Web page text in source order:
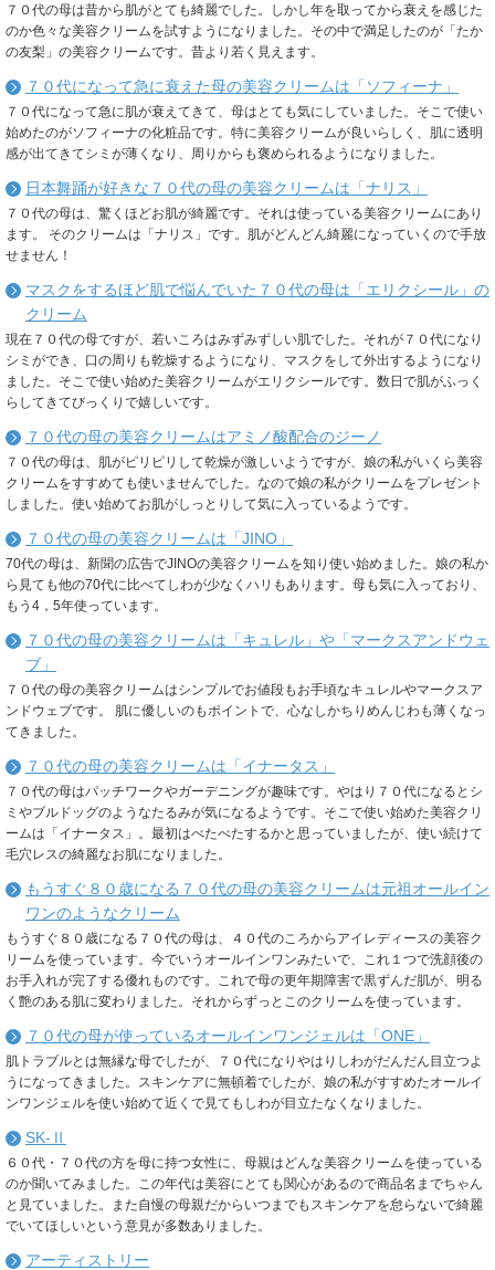
７０代の母は昔から肌がとても綺麗でした。しかし年を取ってから衰えを感じた
のか色々な美容クリームを試すようになりました。その中で満足したのが「たか
の友梨」の美容クリームです。昔より若く見えます。
７０代になって急に衰えた母の美容クリームは「ソフィーナ」
７０代になって急に肌が衰えてきて、母はとても気にしていました。そこで使い
始めたのがソフィーナの化粧品です。特に美容クリームが良いらしく、肌に透明
感が出てきてシミが薄くなり、周りからも褒められるようになりました。
日本舞踊が好きな７０代の母の美容クリームは「ナリス」
７０代の母は、驚くほどお肌が綺麗です。それは使っている美容クリームにあり
ます。 そのクリームは「ナリス」です。肌がどんどん綺麗になっていくので手放
せません！
マスクをするほど肌で悩んでいた７０代の母は「エリクシール」の
クリーム
現在７０代の母ですが、若いころはみずみずしい肌でした。それが７０代になり
シミができ、口の周りも乾燥するようになり、マスクをして外出するようになり
ました。そこで使い始めた美容クリームがエリクシールです。数日で肌がふっく
らしてきてびっくりで嬉しいです。
７０代の母の美容クリームはアミノ酸配合のジーノ
７０代の母は、肌がピリピリして乾燥が激しいようですが、娘の私がいくら美容
クリームをすすめても使いませんでした。なので娘の私がクリームをプレゼント
しました。使い始めてお肌がしっとりして気に入っているようです。
７０代の母の美容クリームは「JINO」
70代の母は、新聞の広告でJINOの美容クリームを知り使い始めました。娘の私か
ら見ても他の70代に比べてしわが少なくハリもあります。母も気に入っており、
もう4，5年使っています。
７０代の母の美容クリームは「キュレル」や「マークスアンドウェ
ブ」
７０代の母の美容クリームはシンプルでお値段もお手頃なキュレルやマークスア
ンドウェブです。 肌に優しいのもポイントで、心なしかちりめんじわも薄くなっ
てきました。
７０代の母の美容クリームは「イナータス」
７０代の母はパッチワークやガーデニングが趣味です。やはり７０代になるとシ
ミやブルドッグのようなたるみが気になるようです。そこで使い始めた美容クリ
ームは「イナータス」。最初はべたべたするかと思っていましたが、使い続けて
毛穴レスの綺麗なお肌になりました。
もうすぐ８０歳になる７０代の母の美容クリームは元祖オールイン
ワンのようなクリーム
もうすぐ８０歳になる７０代の母は、４０代のころからアイレディースの美容ク
リームを使っています。今でいうオールインワンみたいで、これ１つで洗顔後の
お手入れが完了する優れものです。これで母の更年期障害で黒ずんだ肌が、明る
く艶のある肌に変わりました。それからずっとこのクリームを使っています。
７０代の母が使っているオールインワンジェルは「ONE」
肌トラブルとは無縁な母でしたが、７０代になりやはりしわがだんだん目立つよ
うになってきました。スキンケアに無頓着でしたが、娘の私がすすめたオールイ
ンワンジェルを使い始めて近くで見てもしわが目立たなくなりました。
SK-Ⅱ
６０代・７０代の方を母に持つ女性に、母親はどんな美容クリームを使っている
のか聞いてみました。この年代は美容にとても関心があるので商品名までちゃん
と見ていました。また自慢の母親だからいつまでもスキンケアを怠らないで綺麗
でいてほしいという意見が多数ありました。
アーティストリー